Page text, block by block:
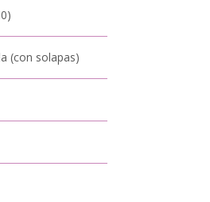
(con solapas)